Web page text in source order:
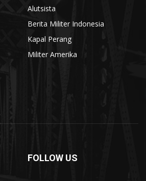
Alutsista
Berita Militer Indonesia
Kapal Perang
Militer Amerika
FOLLOW US